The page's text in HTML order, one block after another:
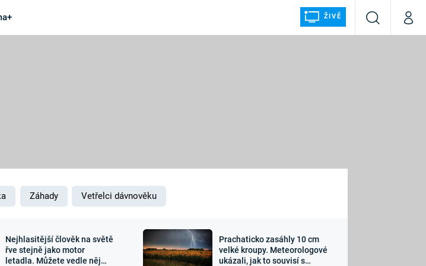
ŽIVĚ
VyhledáváníMůj
a
Zajímavosti Sledujte nás
Záhady Vetřelci dávnověku
Nejhlasitější člověk na světě
řve stejně jako motor
letadla. Můžete vedle něj
Prachaticko zasáhly 10 cm
velké kroupy. Meteorologové
ukázali, jak to souvisí s